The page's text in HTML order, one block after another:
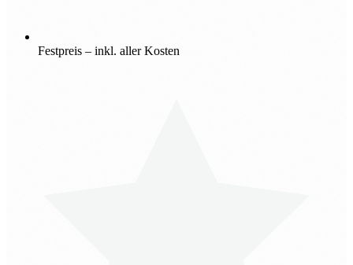
Festpreis – inkl. aller Kosten